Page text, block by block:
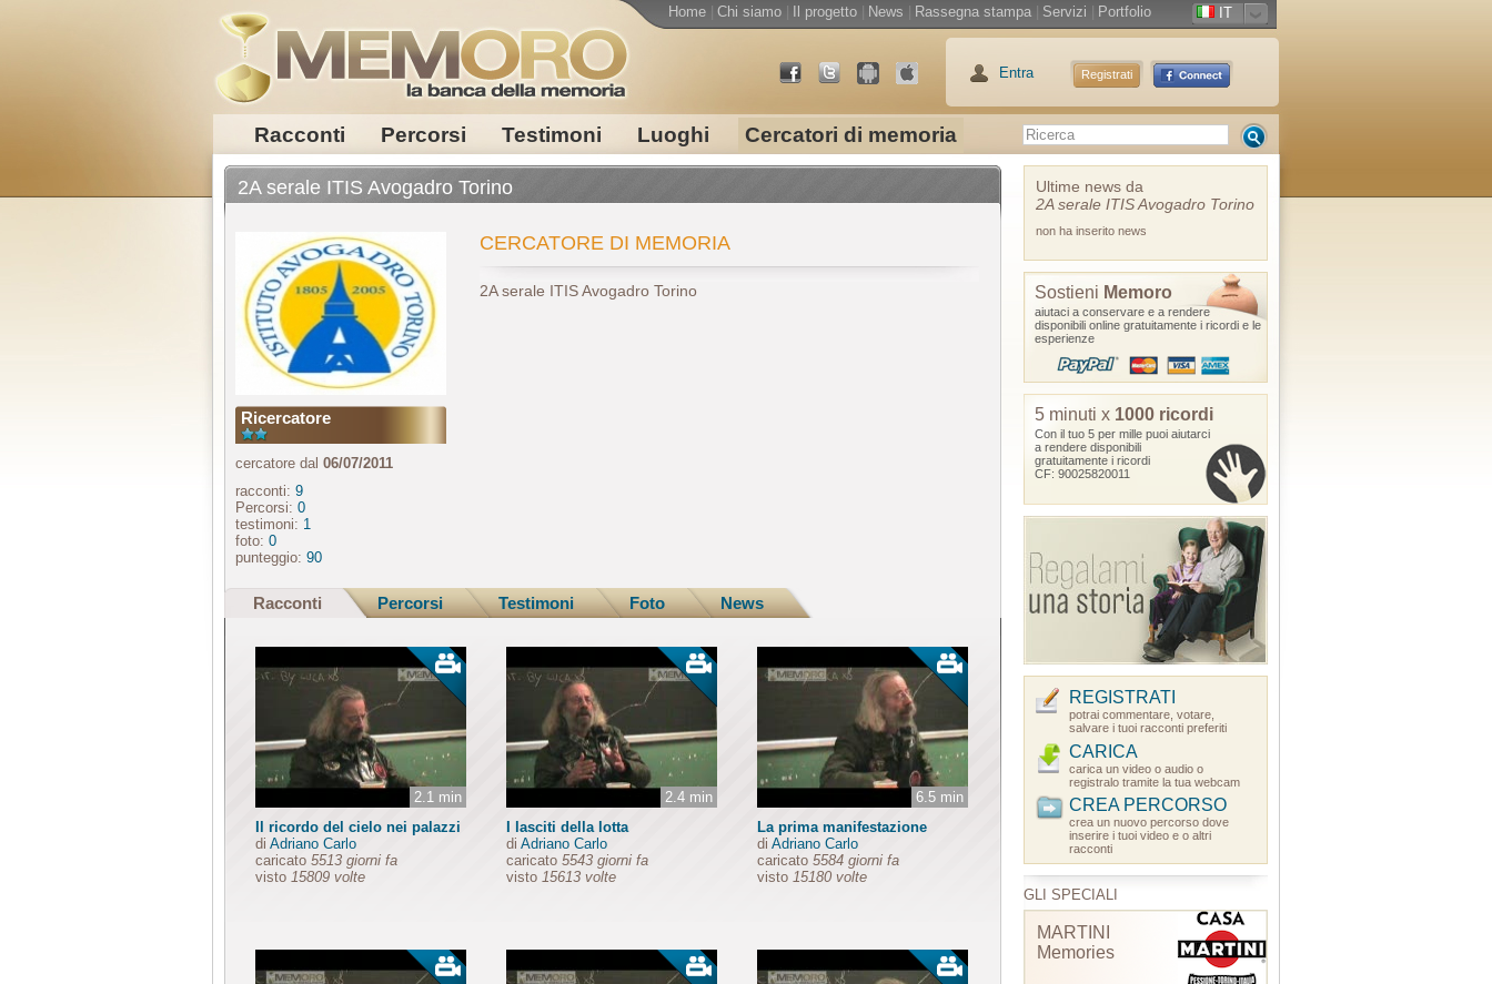
Racconti Percorsi Testimoni Luoghi Cercatori di memoria
Home Chi siamo Il progetto News Rassegna stampa Servizi Portfolio IT
Entra Registrati
2A serale ITIS Avogadro Torino
Ricercatore
cercatore dal 06/07/2011
racconti: 9
Percorsi: 0
testimoni: 1
foto: 0
punteggio: 90
CERCATORE DI MEMORIA
2A serale ITIS Avogadro Torino
Racconti Percorsi Testimoni Foto News
2.1 min
Il ricordo del cielo nei palazzi
di Adriano Carlo
caricato 5513 giorni fa
visto 15809 volte
2.4 min
I lasciti della lotta
di Adriano Carlo
caricato 5543 giorni fa
visto 15613 volte
6.5 min
La prima manifestazione
di Adriano Carlo
caricato 5584 giorni fa
visto 15180 volte
Ultime news da
2A serale ITIS Avogadro Torino
non ha inserito news
Sostieni Memoro
aiutaci a conservare e a rendere
disponibili online gratuitamente i ricordi e le
esperienze
5 minuti x 1000 ricordi
Con il tuo 5 per mille puoi aiutarci
a rendere disponibili
gratuitamente i ricordi
CF: 90025820011
REGISTRATI
potrai commentare, votare,
salvare i tuoi racconti preferiti
CARICA
carica un video o audio o
registralo tramite la tua webcam
CREA PERCORSO
crea un nuovo percorso dove
inserire i tuoi video e o altri
racconti
GLI SPECIALI
MARTINI
Memories